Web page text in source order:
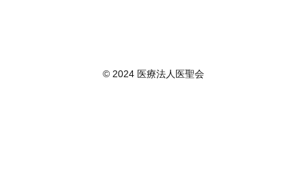
利用の停止、消去及び第三者への提供の停止を行うこと
© 2024 医療法人医聖会